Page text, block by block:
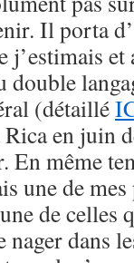
Il porta
j’estimais
(détaillé
en juin
En même
une de
de celles
dans